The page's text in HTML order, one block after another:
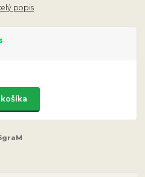
popis